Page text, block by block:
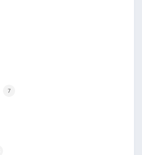
7